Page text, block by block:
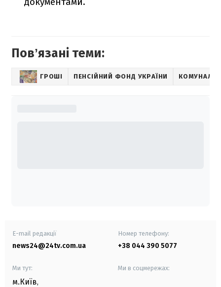
Повʼязані теми:
ГРОШІ ПЕНСІЙНИЙ ФОНД УКРАЇНИ
E-mail редакції
news24@24tv.com.ua
Номер телефону:
+38 044 390 5077
Ми тут:
м.Київ,
Ми в соцмережах: